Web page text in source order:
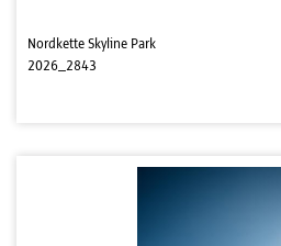
Nordkette Skyline Park
2026_2843